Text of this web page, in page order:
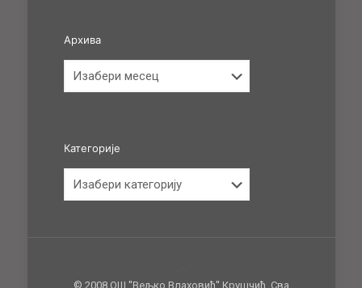
Архива
Категорије
© 2008 ОШ ''Вељко Влаховић'' Крушчић. Сва